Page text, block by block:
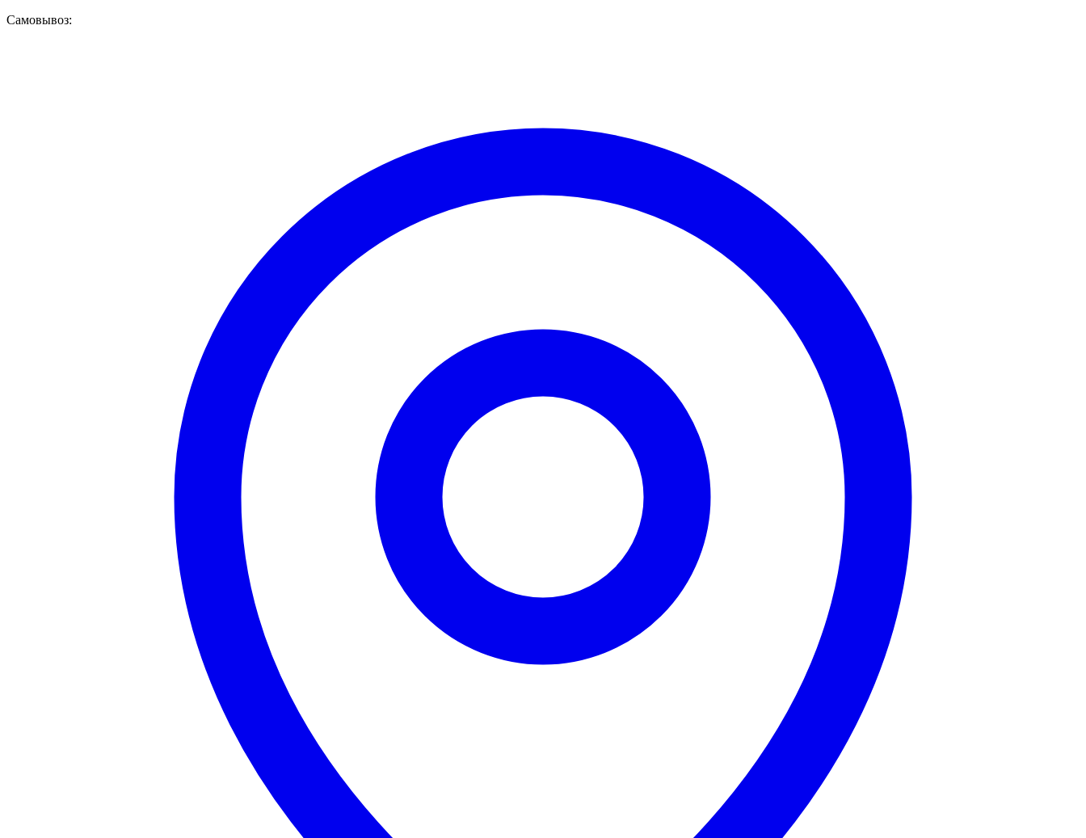
Самовывоз: